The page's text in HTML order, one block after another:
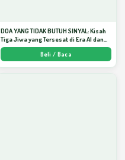
DOA YANG TIDAK BUTUH SINYAL: Kisah
Tiga Jiwa yang Tersesat di Era AI dan
Menemukan Jalan Pulang di Bulan
Ramadhan" - Arda Dinata
Beli / Baca